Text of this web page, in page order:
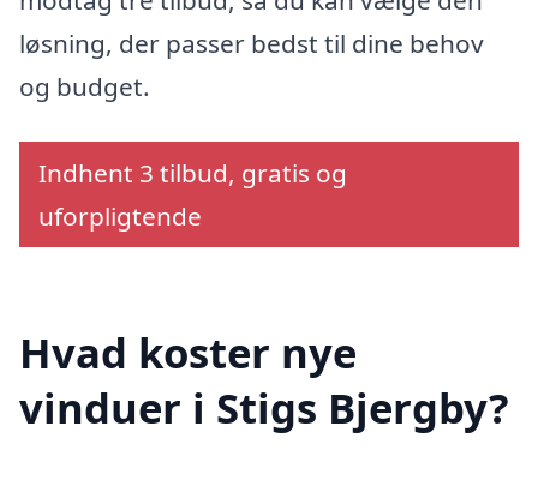
løsning, der passer bedst til dine behov
og budget.
Indhent 3 tilbud, gratis og
uforpligtende
Hvad koster nye
vinduer i Stigs Bjergby?